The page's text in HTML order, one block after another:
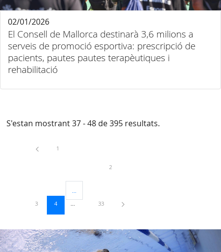
El Consell de Mallorca destinarà 3,6 milions a
serveis de promoció esportiva: prescripció de
pacients, pautes pautes terapèutiques i
rehabilitació
02/01/2026
S'estan mostrant 37 - 48 de 395 resultats.
Pàgina
1
Pàgina
2
Pàgina
3 Pàgina
4
Pàgines intermèdies Utilitzeu TAB per navegar.
Pàgina
33